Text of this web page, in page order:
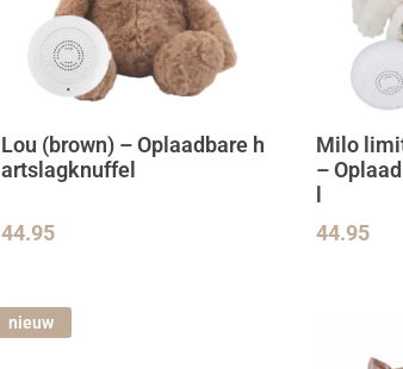
Lou (brown) – Oplaadbare h
artslagknuffel
44.95
Milo
–
44.95
nieuw